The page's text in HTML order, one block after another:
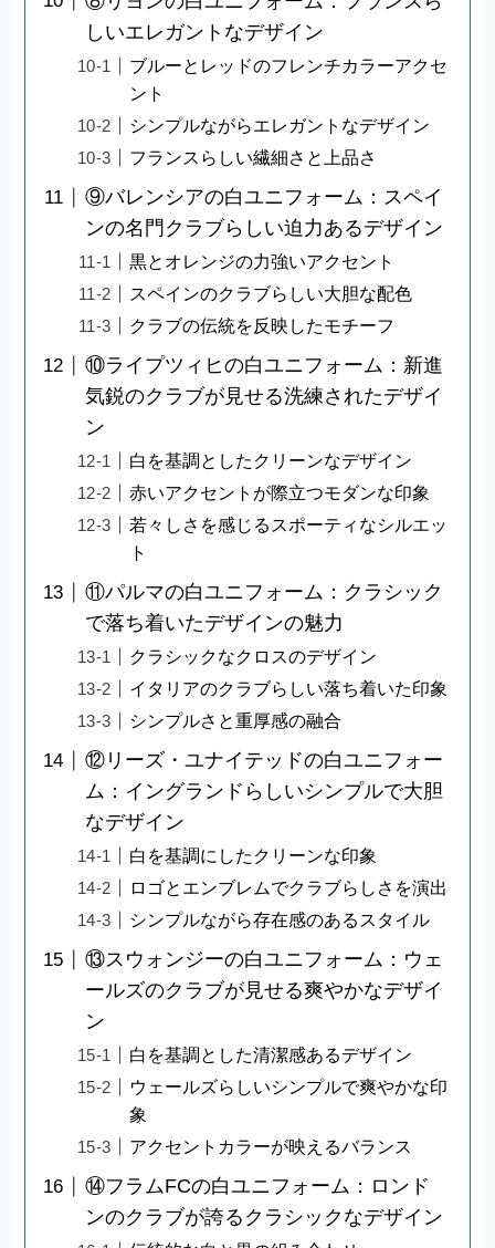
しいエレガントなデザイン
ブルーとレッドのフレンチカラーアクセ
ント
シンプルながらエレガントなデザイン
フランスらしい繊細さと上品さ
⑨バレンシアの白ユニフォーム：スペイ
ンの名門クラブらしい迫力あるデザイン
黒とオレンジの力強いアクセント
スペインのクラブらしい大胆な配色
クラブの伝統を反映したモチーフ
⑩ライプツィヒの白ユニフォーム：新進
気鋭のクラブが見せる洗練されたデザイ
ン
白を基調としたクリーンなデザイン
赤いアクセントが際立つモダンな印象
若々しさを感じるスポーティなシルエッ
ト
⑪パルマの白ユニフォーム：クラシック
で落ち着いたデザインの魅力
クラシックなクロスのデザイン
イタリアのクラブらしい落ち着いた印象
シンプルさと重厚感の融合
⑫リーズ・ユナイテッドの白ユニフォー
ム：イングランドらしいシンプルで大胆
なデザイン
白を基調にしたクリーンな印象
ロゴとエンブレムでクラブらしさを演出
シンプルながら存在感のあるスタイル
⑬スウォンジーの白ユニフォーム：ウェ
ールズのクラブが見せる爽やかなデザイ
ン
白を基調とした清潔感あるデザイン
ウェールズらしいシンプルで爽やかな印
象
アクセントカラーが映えるバランス
⑭フラムFCの白ユニフォーム：ロンド
ンのクラブが誇るクラシックなデザイン